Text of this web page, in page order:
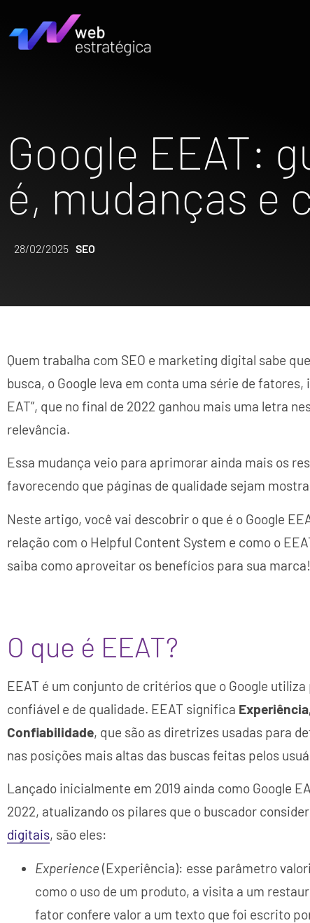
Google EEAT:
é, mudanças e
28/02/2025 SEO
Quem trabalha com SEO e marketing digital sabe
busca, o Google leva em conta uma série de fatores,
EAT”, que no final de 2022 ganhou mais uma letra
relevância.
Essa mudança veio para aprimorar ainda mais os
favorecendo que páginas de qualidade sejam
Neste artigo, você vai descobrir o que é o Google
relação com o Helpful Content System e como o
saiba como aproveitar os benefícios para sua marca!
O que é EEAT?
EEAT é um conjunto de critérios que o Google
confiável e de qualidade. EEAT significa
Confiabilidade, que são as diretrizes usadas para
nas posições mais altas das buscas feitas pelos
Lançado inicialmente em 2019 ainda como Google
2022, atualizando os pilares que o buscador
digitais, são eles:
Experience (Experiência): esse parâmetro
como o uso de um produto, a visita a um
fator confere valor a um texto que foi escrito